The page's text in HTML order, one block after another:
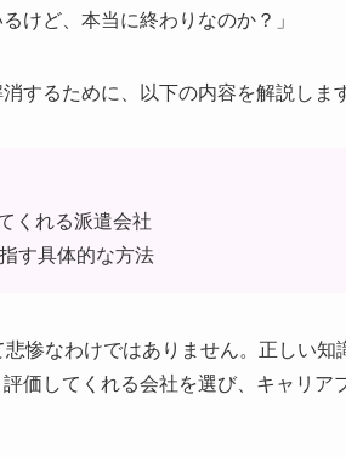
けど、本当に終わりなのか？」
するために、以下の内容を解説します
くれる派遣会社
す具体的な方法
惨なわけではありません。正しい
価してくれる会社を選び、キャリ